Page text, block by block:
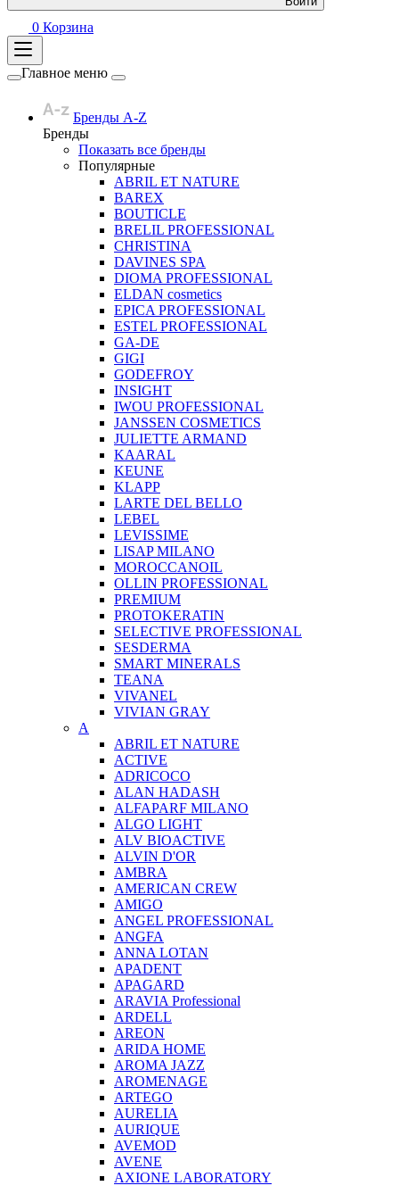
0 Корзина
Главное меню
Бренды A-Z
Бренды
Показать все бренды
Популярные
ABRIL ET NATURE
BAREX
BOUTICLE
BRELIL PROFESSIONAL
CHRISTINA
DAVINES SPA
DIOMA PROFESSIONAL
ELDAN cosmetics
EPICA PROFESSIONAL
ESTEL PROFESSIONAL
GA-DE
GIGI
GODEFROY
INSIGHT
IWOU PROFESSIONAL
JANSSEN COSMETICS
JULIETTE ARMAND
KAARAL
KEUNE
KLAPP
LARTE DEL BELLO
LEBEL
LEVISSIME
LISAP MILANO
MOROCCANOIL
OLLIN PROFESSIONAL
PREMIUM
PROTOKERATIN
SELECTIVE PROFESSIONAL
SESDERMA
SMART MINERALS
TEANA
VIVANEL
VIVIAN GRAY
A
ABRIL ET NATURE
ACTIVE
ADRICOCO
ALAN HADASH
ALFAPARF MILANO
ALGO LIGHT
ALV BIOACTIVE
ALVIN D'OR
AMBRA
AMERICAN CREW
AMIGO
ANGEL PROFESSIONAL
ANGFA
ANNA LOTAN
APADENT
APAGARD
ARAVIA Professional
ARDELL
AREON
ARIDA HOME
AROMA JAZZ
AROMENAGE
ARTEGO
AURELIA
AURIQUE
AVEMOD
AVENE
AXIONE LABORATORY